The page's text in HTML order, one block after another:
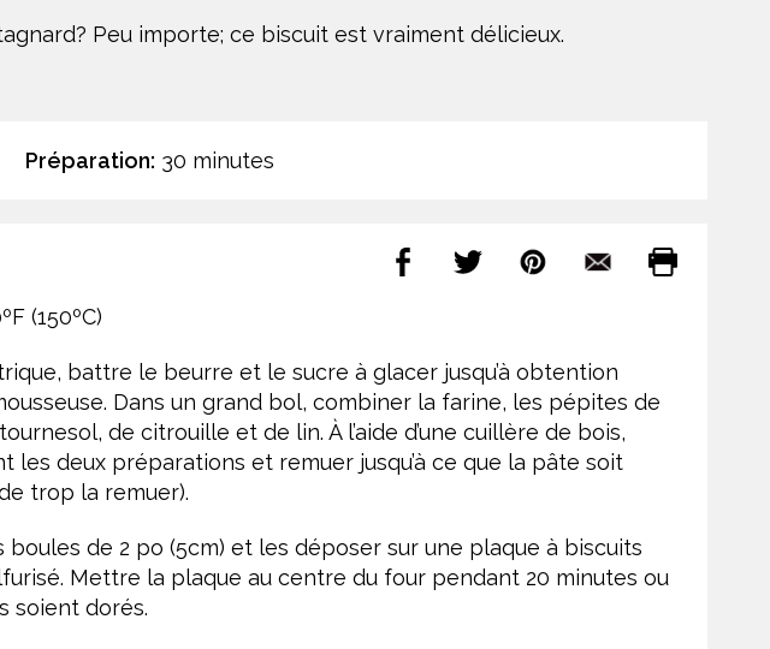
Peu importe; ce biscuit est vraiment délicieux.
Préparation: 30 minutes
(150ºC)
battre le beurre et le sucre à glacer jusqu’à obtention
Dans un grand bol, combiner la farine, les pépites de
de citrouille et de lin. À l’aide d’une cuillère de bois,
les deux préparations et remuer jusqu’à ce que la pâte soit
trop la remuer).
de 2 po (5cm) et les déposer sur une plaque à biscuits
Mettre la plaque au centre du four pendant 20 minutes ou
soient dorés.